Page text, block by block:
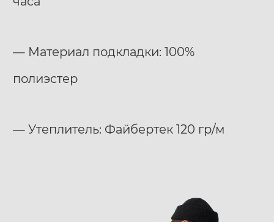
— Материал подкладки: 100%
полиэстер
— Утеплитель: Файбертек 120 гр/м